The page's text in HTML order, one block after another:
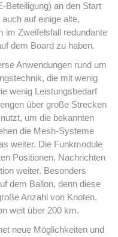
Beteiligung) an den Start
auf einige alte,
im Zweifelsfall redundante
dem Board zu haben.
Anwendungen rund um
die mit wenig
wenig Leistungsbedarf
über große Strecken
um die bekannten
die Mesh-Systeme
weiter. Die Funkmodule
Positionen, Nachrichten
weiter. Besonders
dem Ballon, denn diese
Anzahl von Knoten.
weit über 200 km.
neue Möglichkeiten und